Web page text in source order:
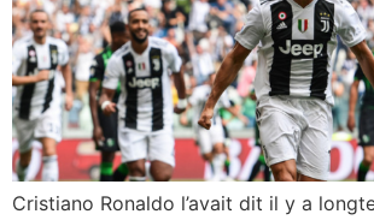
Cristiano Ronaldo l’avait dit il y a